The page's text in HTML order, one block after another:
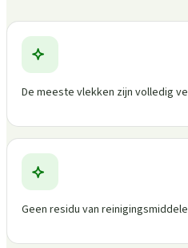
De meeste vlekken zijn volledig
Geen residu van